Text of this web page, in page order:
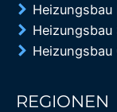
Heizungsbau
Heizungsbau
Heizungsbau
REGIONEN